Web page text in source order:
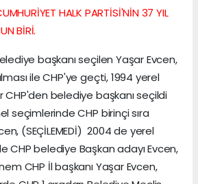
HALK PARTİSİ'NİN 37 YIL
BİRİ.
başkanı seçilen Yaşar Evcen,
ile CHP'ye geçti, 1994 yerel
belediye başkanı seçildi
seçimlerinde CHP birinçi sıra
(SEÇİLEMEDİ) 2004 de yerel
CHP belediye Başkan adayı Evcen,
CHP İl başkanı Yaşar Evcen,